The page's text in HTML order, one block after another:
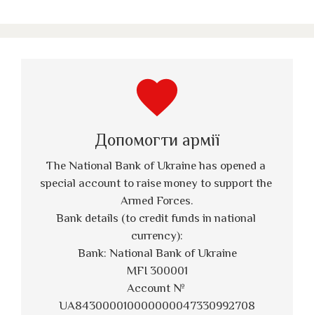
favorite
Допомогти армії
The National Bank of Ukraine has opened a
special account to raise money to support the
Armed Forces.
Bank details (to credit funds in national
currency):
Bank: National Bank of Ukraine
MFI 300001
Account №
UA843000010000000047330992708